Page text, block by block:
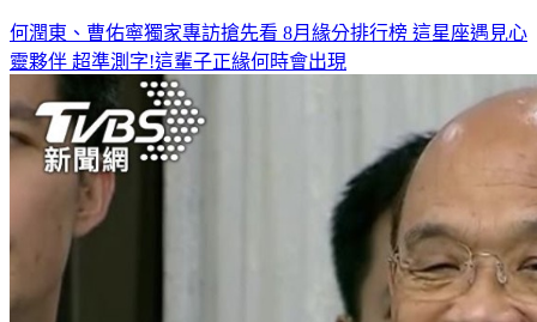
靈夥伴 超準測字!這輩子正緣何時會出現